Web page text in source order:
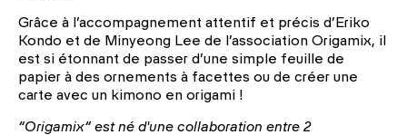
Grâce à l’accompagnement attentif et précis d’Eriko
Kondo et de Minyeong Lee de l’association Origamix, il
est si étonnant de passer d’une simple feuille de
papier à des ornements à facettes ou de créer une
carte avec un kimono en origami !
“Origamix“ est né d'une collaboration entre 2